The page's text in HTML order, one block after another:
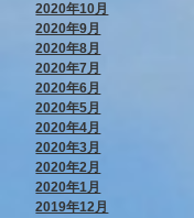
2020年10月
2020年9月
2020年8月
2020年7月
2020年6月
2020年5月
2020年4月
2020年3月
2020年2月
2020年1月
2019年12月